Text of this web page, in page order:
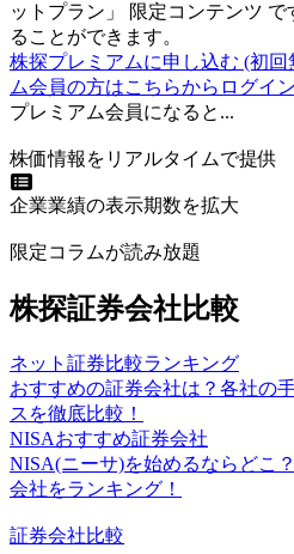
ットプラン 」 限定コンテンツ で
ることができます。
株探プレミアムに申し込む (初回
ム会員の方はこちらからログイン
プレミアム会員になると...
株価情報をリアルタイムで提供
企業業績の表示期数を拡大
限定コラムが読み放題
株探証券会社比較
ネット証券比較ランキング
おすすめの証券会社は？各社の
スを徹底比較！
NISAおすすめ証券会社
NISA(ニーサ)を始めるならどこ
会社をランキング！
証券会社比較